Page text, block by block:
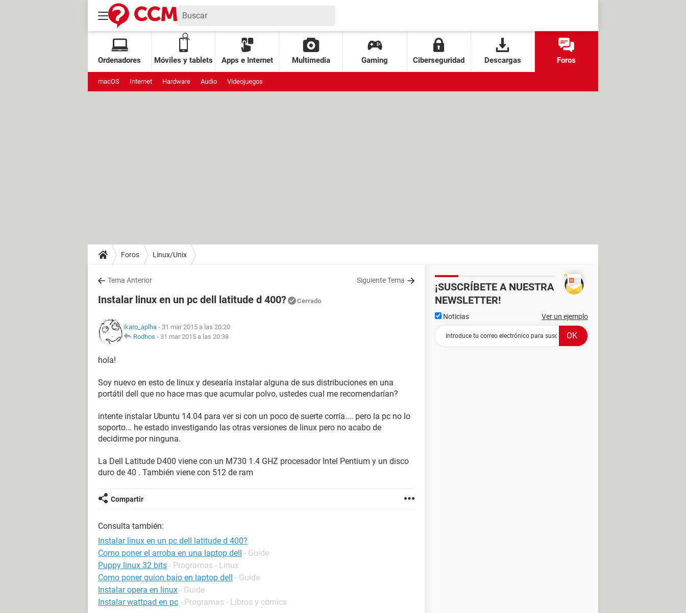
Ordenadores Móviles y tablets Apps e Internet Multimedia Gaming Ciberseguridad Descargas Foros
macOS Internet Hardware Audio Videojuegos
Foros Linux/Unix
Tema Anterior Siguiente Tema
Instalar linux en un pc dell latitude d 400? Cerrado
ikaro_aplha - 31 mar 2015 a las 20:20
Rodhos - 31 mar 2015 a las 20:38
hola!
Soy nuevo en esto de linux y desearía instalar alguna de sus distribuciones en una
portátil dell que no hace mas que acumular polvo, ustedes cual me recomendarían?
intente instalar Ubuntu 14.04 para ver si con un poco de suerte corría.... pero la pc no lo
soporto... he estado investigando las otras versiones de linux pero no acabo de
decidirme por ninguna.
La Dell Latitude D400 viene con un M730 1.4 GHZ procesador Intel Pentium y un disco
duro de 40 . También viene con 512 de ram
Compartir
Consulta también:
Instalar linux en un pc dell latitude d 400?
Como poner el arroba en una laptop dell - Guide
Puppy linux 32 bits - Programas - Linux
Como poner guion bajo en laptop dell - Guide
Instalar opera en linux - Guide
Instalar wattpad en pc - Programas - Libros y cómics
¡SUSCRÍBETE A NUESTRA
NEWSLETTER!
Noticias Ver un ejemplo